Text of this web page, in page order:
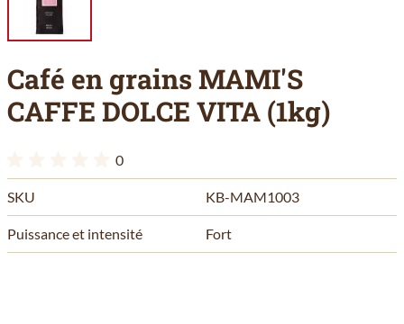
Café en grains MAMI'S
CAFFE DOLCE VITA (1kg)
0
SKU KB-MAM1003
Puissance et intensité Fort